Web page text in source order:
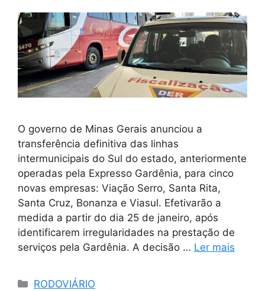
O governo de Minas Gerais anunciou a
transferência definitiva das linhas
intermunicipais do Sul do estado, anteriormente
operadas pela Expresso Gardênia, para cinco
novas empresas: Viação Serro, Santa Rita,
Santa Cruz, Bonanza e Viasul. Efetivarão a
medida a partir do dia 25 de janeiro, após
identificarem irregularidades na prestação de
serviços pela Gardênia. A decisão … Ler mais
Categorias
RODOVIÁRIO